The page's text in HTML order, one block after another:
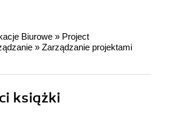
Biurowe » Project
» Zarządzanie projektami
książki